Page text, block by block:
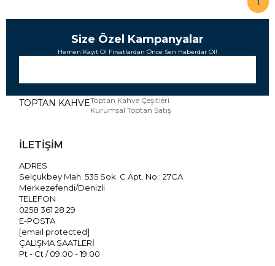
1
Size Özel Kampanyalar
Hemen Kayıt Ol Fırsatlardan Önce Sen Haberdar Ol!
TOPTAN KAHVEToptan Kahve Çeşitleri
Kurumsal Toptan Satış
İLETİŞİM
ADRES
Selçukbey Mah. 535 Sok. C Apt. No : 27CA
Merkezefendi/Denizli
TELEFON
0258 361 28 29
E-POSTA
[email protected]
ÇALIŞMA SAATLERİ
Pt - Ct / 09:00 - 19:00